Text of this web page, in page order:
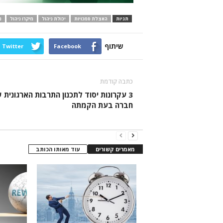
תגיות האצלת סמכויות יכולת ניהול מיקרו ניהול
שיתוף Facebook
Twitter
כתבה קודמת
3 עקרונות יסוד לתכנון התרבות
חברה בעת הקמתה
מאמרים קשורים עוד מאותו הכותב